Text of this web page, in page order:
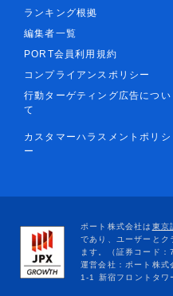
ランキング根拠
編集者一覧
PORT会員利用規約
コンプライアンスポリシー
行動ターゲティング広告につい
て
カスタマーハラスメントポリシ
ー